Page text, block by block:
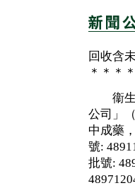
回收含
＊＊＊
衞生
公司」
中成藥
號:
批號: